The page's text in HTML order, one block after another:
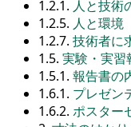
1.2.1. 人と技術
1.2.5. 人と環境
1.2.7. 技術者に
1.5. 実験・実習
1.5.1. 報告書の
1.6.1. プレゼン
1.6.2. ポスター